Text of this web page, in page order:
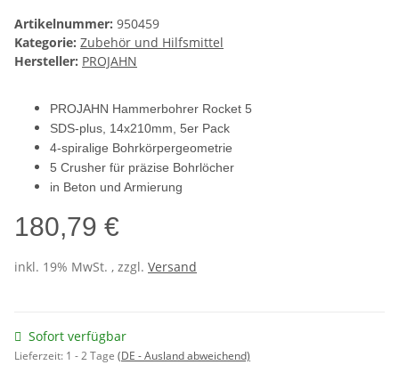
Artikelnummer: 950459
Kategorie: Zubehör und Hilfsmittel
Hersteller: PROJAHN
PROJAHN Hammerbohrer Rocket 5
SDS-plus, 14x210mm, 5er Pack
4-spiralige Bohrkörpergeometrie
5 Crusher für präzise Bohrlöcher
in Beton und Armierung
180,79 €
inkl. 19% MwSt. , zzgl. Versand
Sofort verfügbar
Lieferzeit: 1 - 2 Tage (DE - Ausland abweichend)